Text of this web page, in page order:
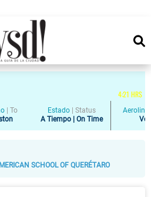
4:21 HRS
To
Estado
Status
A Tiempo | On Time
SCHOOL OF QUERÉTARO